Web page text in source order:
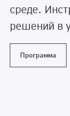
среде.
решений в
Программа